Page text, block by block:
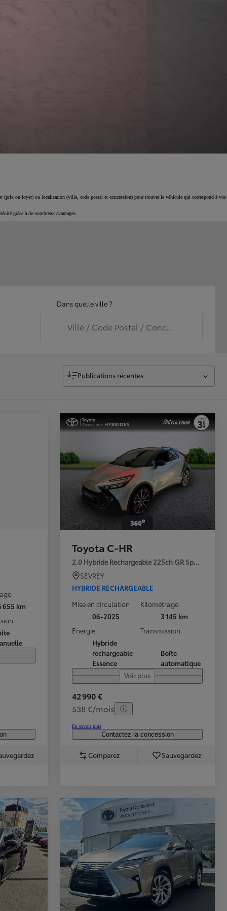
(prix ou loyer) ou localisation (ville, code postal et concession) pour trouver le véhicule qui correspond à vos
grâce à de nombreux avantages.
Dans quelle ville ?
Ville / Code Postal / Concession
Publications récentes
655 km
Toyota C-HR
2.0 Hybride Rechargeable 225ch GR Sport
SEVREY
HYBRIDE RECHARGEABLE
Mise en circulation
06-2025
Kilométrage
3 145 km
Energie
Hybride
rechargeable
Essence
Transmission
Boîte
automatique
Voir plus
42 990 €
538 €/mois
En savoir plus
Contactez la concession
Comparez Sauvegardez